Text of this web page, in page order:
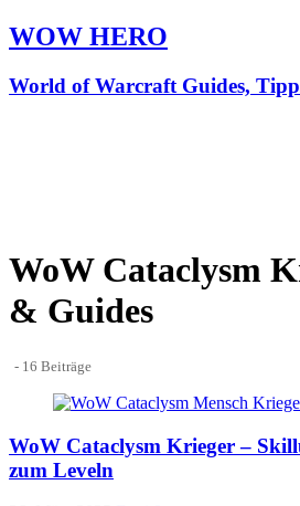
WOW HERO
World of Warcraft Guides,
WoW Cataclysm
& Guides
- 16 Beiträge
WoW Cataclysm Krieger –
zum Leveln